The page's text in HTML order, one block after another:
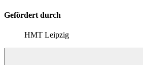
Gefördert durch
HMT Leipzig